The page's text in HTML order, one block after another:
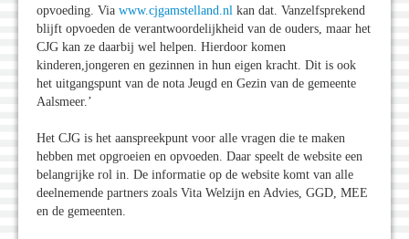
opvoeding. Via www.cjgamstelland.nl kan dat. Vanzelfsprekend
blijft opvoeden de verantwoordelijkheid van de ouders, maar het
CJG kan ze daarbij wel helpen. Hierdoor komen
kinderen,jongeren en gezinnen in hun eigen kracht. Dit is ook
het uitgangspunt van de nota Jeugd en Gezin van de gemeente
Aalsmeer.’
Het CJG is het aanspreekpunt voor alle vragen die te maken
hebben met opgroeien en opvoeden. Daar speelt de website een
belangrijke rol in. De informatie op de website komt van alle
deelnemende partners zoals Vita Welzijn en Advies, GGD, MEE
en de gemeenten.